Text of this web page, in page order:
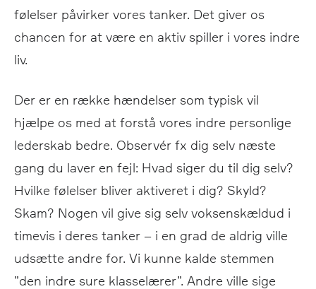
følelser påvirker vores tanker. Det giver os
chancen for at være en aktiv spiller i vores indre
liv.
Der er en række hændelser som typisk vil
hjælpe os med at forstå vores indre personlige
lederskab bedre. Observér fx dig selv næste
gang du laver en fejl: Hvad siger du til dig selv?
Hvilke følelser bliver aktiveret i dig? Skyld?
Skam? Nogen vil give sig selv voksenskældud i
timevis i deres tanker – i en grad de aldrig ville
udsætte andre for. Vi kunne kalde stemmen
”den indre sure klasselærer”. Andre ville sige